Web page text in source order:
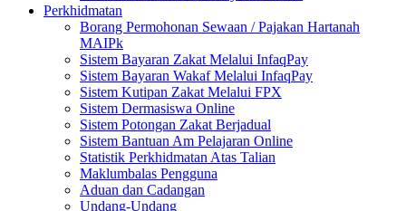
Perkhidmatan
Borang Permohonan Sewaan / Pajakan Hartanah
MAIPk
Sistem Bayaran Zakat Melalui InfaqPay
Sistem Bayaran Wakaf Melalui InfaqPay
Sistem Kutipan Zakat Melalui FPX
Sistem Dermasiswa Online
Sistem Potongan Zakat Berjadual
Sistem Bantuan Am Pelajaran Online
Statistik Perkhidmatan Atas Talian
Maklumbalas Pengguna
Aduan dan Cadangan
Undang-Undang